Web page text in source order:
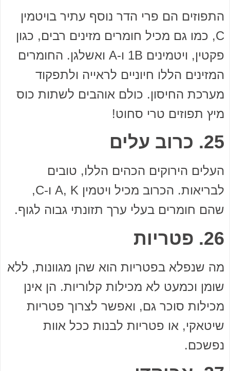
התפוזים הם פרי הדר נוסף עתיר בויטמין
C, כמו גם מכיל חומרים מזינים רבים, כגון
פקטין, ויטמינים 1B ו-A ואשלגן. החומרים
המזינים הללו חיוניים לראייה ולתפקוד
מערכת החיסון. כולם אוהבים לשתות כוס
מיץ תפוזים טרי סחוט!
25. כרוב עלים
העלים הירוקים הכהים הללו, טובים
לבריאות. הכרוב מכיל ויטמין A, K ו-C,
שהם חומרים בעלי ערך תזונתי גבוה לגוף.
26. פטריות
מה שנפלא בפטריות הוא שהן מגוונות, ללא
שומן וכמעט לא מכילות קלוריות. הן אינן
מכילות סוכר גם, ואפשר לצרוך פטריות
שיטאקי, או פטריות לבנות ככל אוות
נפשכם.